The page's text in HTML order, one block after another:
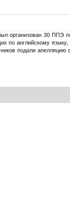
организован 30 ППЭ
по английскому
подали апелляцию